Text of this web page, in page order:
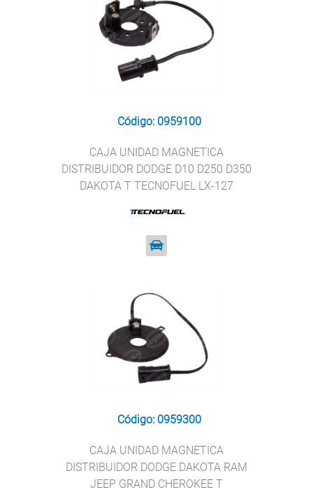
Código: 0959100
CAJA UNIDAD MAGNETICA
DISTRIBUIDOR DODGE D10 D250 D350
DAKOTA T TECNOFUEL LX-127
Código: 0959300
CAJA UNIDAD MAGNETICA
DISTRIBUIDOR DODGE DAKOTA RAM
JEEP GRAND CHEROKEE T